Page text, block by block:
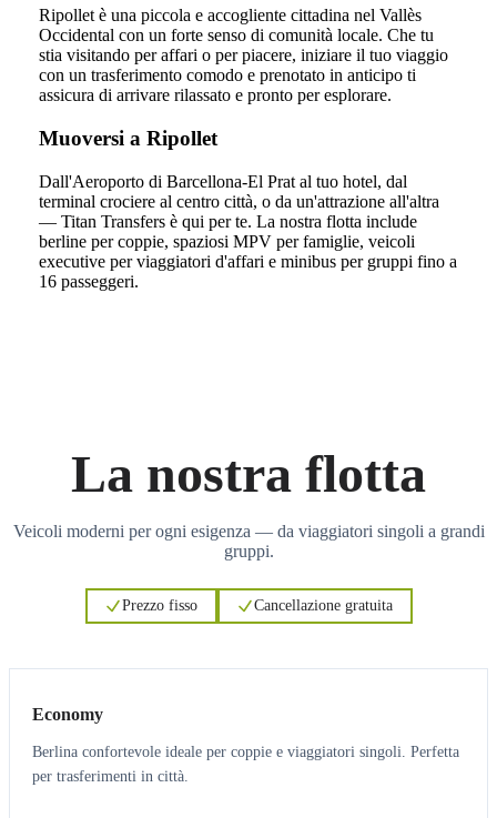
Ripollet è una piccola e accogliente cittadina nel Vallès
Occidental con un forte senso di comunità locale. Che tu
stia visitando per affari o per piacere, iniziare il tuo viaggio
con un trasferimento comodo e prenotato in anticipo ti
assicura di arrivare rilassato e pronto per esplorare.
Muoversi a Ripollet
Dall'Aeroporto di Barcellona-El Prat al tuo hotel, dal
terminal crociere al centro città, o da un'attrazione all'altra
— Titan Transfers è qui per te. La nostra flotta include
berline per coppie, spaziosi MPV per famiglie, veicoli
executive per viaggiatori d'affari e minibus per gruppi fino a
16 passeggeri.
La nostra flotta
Veicoli moderni per ogni esigenza — da viaggiatori singoli a grandi
gruppi.
Prezzo fisso Cancellazione gratuita
Economy
Berlina confortevole ideale per coppie e viaggiatori singoli. Perfetta
per trasferimenti in città.